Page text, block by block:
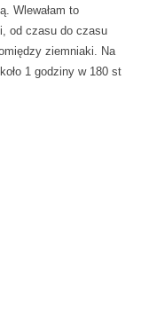
Wlewałam to
od czasu do czasu
ziemniaki. Na
1 godziny w 180 st